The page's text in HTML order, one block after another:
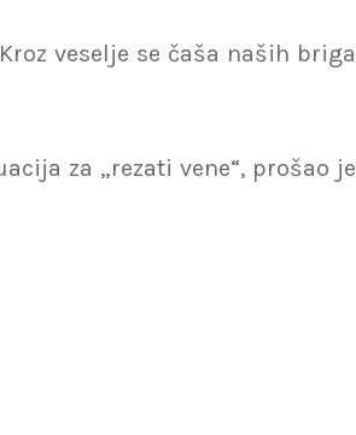
veselje se čaša naših briga
za „rezati vene“, prošao je